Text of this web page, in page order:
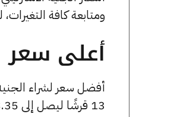
ومتابعة كافة
أعلى سعر
أفضل سعر لشراء الجنيه
13 قرشًا ليصل إلى 63.35 جنيهًا.